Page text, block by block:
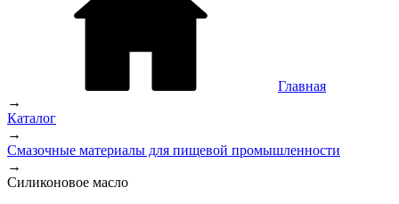
Главная
→
Каталог
→
Смазочные материалы для пищевой промышленности
→
Силиконовое масло